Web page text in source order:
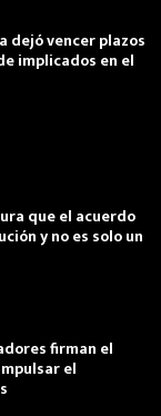
dejó vencer plazos
implicados en el
que el acuerdo
y no es solo un
firman el
el